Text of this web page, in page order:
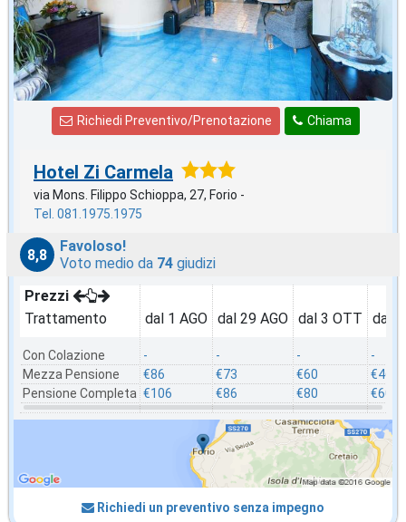
Chiama
Richiedi Preventivo/Prenotazione
Hotel Zi Carmela
via Mons. Filippo Schioppa, 27, Forio -
Tel. 081.1975.1975
8,8
Favoloso!
Voto medio da 74 giudizi
Prezzi
Trattamento
Con Colazione
Mezza Pensione
Pensione Completa
dal 1 AGO
-
€86
€106
dal 29 AGO
-
€73
€86
dal 3 OTT
-
€60
€80
dal 8
-
€46
€60
Richiedi un preventivo senza impegno